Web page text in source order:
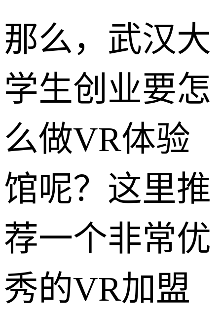
那么，武汉大
学生创业要怎
么做VR体验
馆呢？这里推
荐一个非常优
秀的VR加盟